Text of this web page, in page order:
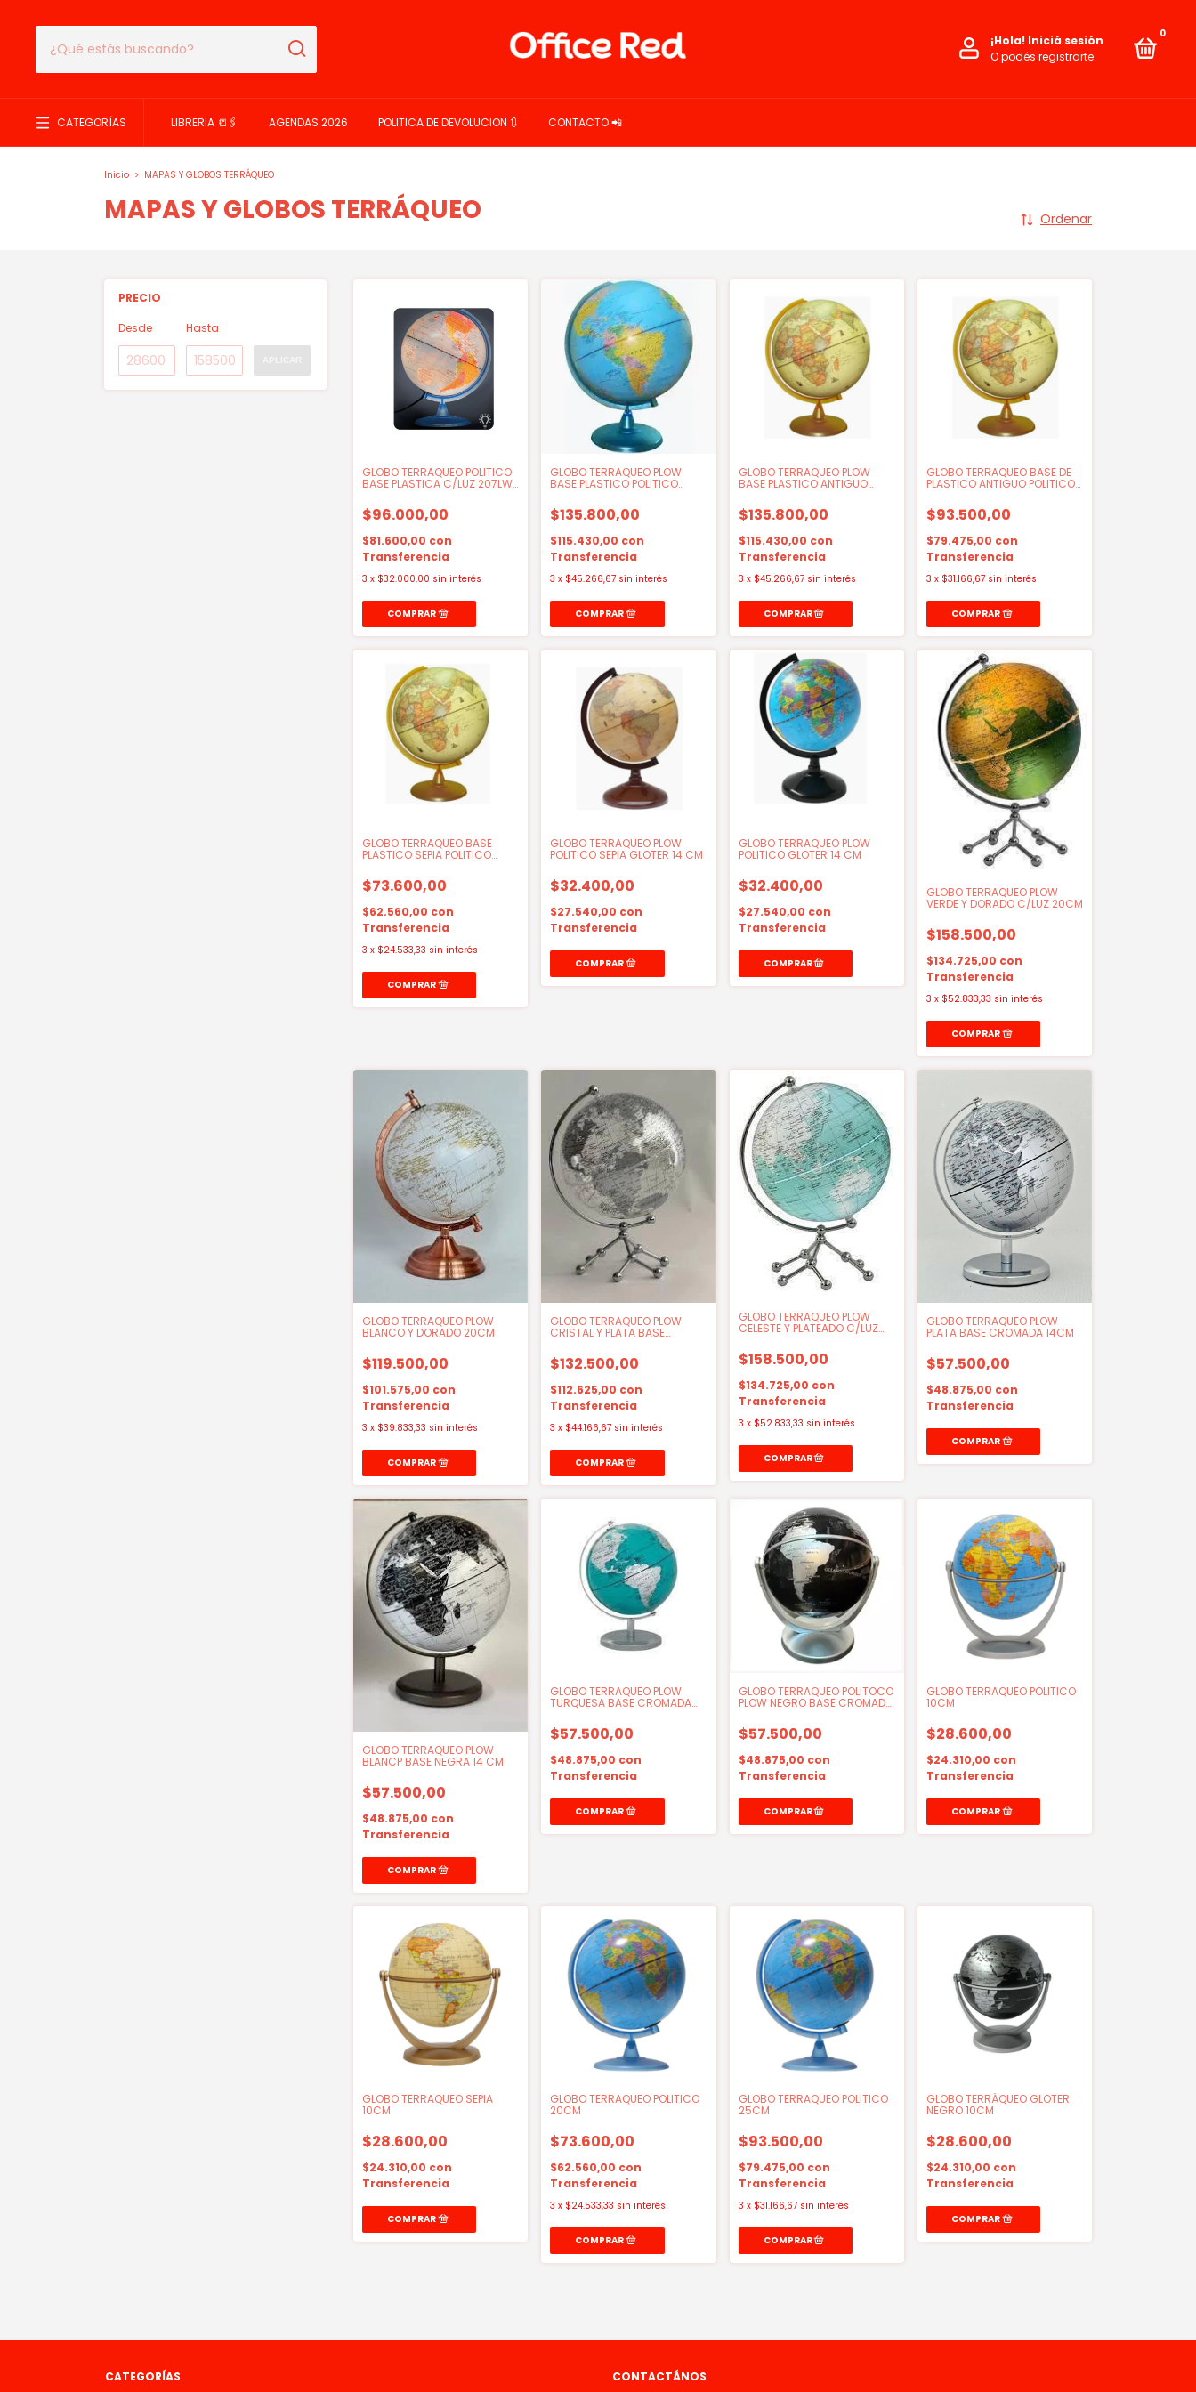
¡Hola! Iniciá sesión
O podés registrarte
0
CATEGORÍAS LIBRERIA 📒🖇️ AGENDAS 2026 POLITICA DE DEVOLUCION 🔃 CONTACTO 📲
Inicio > MAPAS Y GLOBOS TERRÁQUEO
MAPAS Y GLOBOS TERRÁQUEO Ordenar
PRECIO
Desde
Hasta
GLOBO TERRAQUEO POLITICO
BASE PLASTICA C/LUZ 207LW
$96.000,00
$81.600,00 con
Transferencia
3 x $32.000,00 sin interés
GLOBO TERRAQUEO PLOW
BASE PLASTICO POLITICO
$135.800,00
$115.430,00 con
Transferencia
3 x $45.266,67 sin interés
GLOBO TERRAQUEO PLOW
BASE PLASTICO ANTIGUO
$135.800,00
$115.430,00 con
Transferencia
3 x $45.266,67 sin interés
GLOBO TERRAQUEO BASE DE
PLASTICO ANTIGUO POLITICO
$93.500,00
$79.475,00 con
Transferencia
3 x $31.166,67 sin interés
GLOBO TERRAQUEO BASE
PLASTICO SEPIA POLITICO
$73.600,00
$62.560,00 con
Transferencia
3 x $24.533,33 sin interés
GLOBO TERRAQUEO PLOW
POLITICO SEPIA GLOTER 14 CM
$32.400,00
$27.540,00 con
Transferencia
GLOBO TERRAQUEO PLOW
POLITICO GLOTER 14 CM
$32.400,00
$27.540,00 con
Transferencia
GLOBO TERRAQUEO PLOW
VERDE Y DORADO C/LUZ 20CM
$158.500,00
$134.725,00 con
Transferencia
3 x $52.833,33 sin interés
GLOBO TERRAQUEO PLOW
BLANCO Y DORADO 20CM
$119.500,00
$101.575,00 con
Transferencia
3 x $39.833,33 sin interés
GLOBO TERRAQUEO PLOW
CRISTAL Y PLATA BASE
$132.500,00
$112.625,00 con
Transferencia
3 x $44.166,67 sin interés
GLOBO TERRAQUEO PLOW
CELESTE Y PLATEADO C/LUZ
$158.500,00
$134.725,00 con
Transferencia
3 x $52.833,33 sin interés
GLOBO TERRAQUEO PLOW
PLATA BASE CROMADA 14CM
$57.500,00
$48.875,00 con
Transferencia
GLOBO TERRAQUEO PLOW
BLANCP BASE NEGRA 14 CM
$57.500,00
$48.875,00 con
Transferencia
GLOBO TERRAQUEO PLOW
TURQUESA BASE CROMADA
$57.500,00
$48.875,00 con
Transferencia
GLOBO TERRAQUEO POLITOCO
PLOW NEGRO BASE CROMADA
$57.500,00
$48.875,00 con
Transferencia
GLOBO TERRAQUEO POLITICO
10CM
$28.600,00
$24.310,00 con
Transferencia
GLOBO TERRAQUEO SEPIA
10CM
$28.600,00
$24.310,00 con
Transferencia
GLOBO TERRAQUEO POLITICO
20CM
$73.600,00
$62.560,00 con
Transferencia
3 x $24.533,33 sin interés
GLOBO TERRAQUEO POLITICO
25CM
$93.500,00
$79.475,00 con
Transferencia
3 x $31.166,67 sin interés
GLOBO TERRÁQUEO GLOTER
NEGRO 10CM
$28.600,00
$24.310,00 con
Transferencia
CATEGORÍAS CONTACTÁNOS